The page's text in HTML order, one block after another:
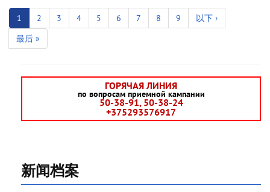
分
页当
前
页
1
页
面
2
页
面
3
页
面
4
页
面
5
页
面
6
页
面
7
页
面
8
页
面
9
下
一
以下 ›
末
页
最后 »
ГОРЯЧАЯ ЛИНИЯ
по вопросам приемной кампании
50-38-91, 50-38-24
+375293576917
新闻档案